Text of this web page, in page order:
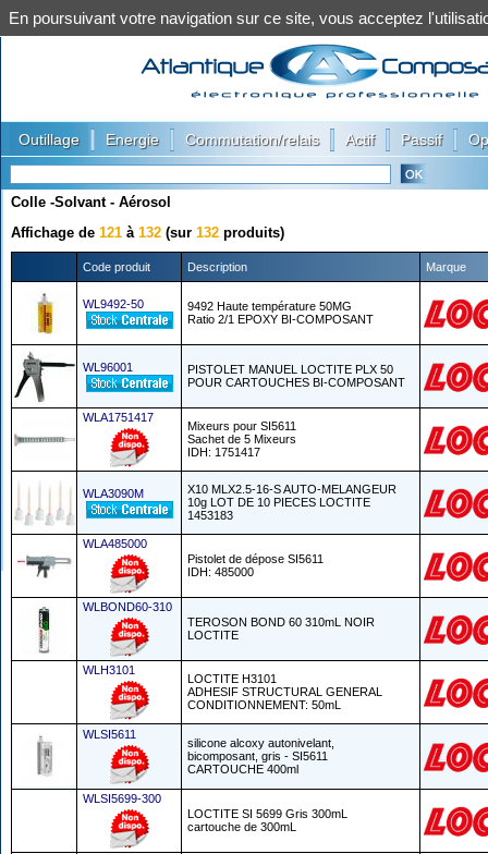
Outillage Energie Commutation/relais Actif Passif
Colle -Solvant - Aérosol
Affichage de 121 à 132 (sur 132 produits)
Code produit Description Marque
WL9492-50
9492 Haute température 50MG
Ratio 2/1 EPOXY BI-COMPOSANT
WL96001
PISTOLET MANUEL LOCTITE PLX 50
POUR CARTOUCHES BI-COMPOSANT
WLA1751417
Mixeurs pour SI5611
Sachet de 5 Mixeurs
IDH: 1751417
WLA3090M
X10 MLX2.5-16-S AUTO-MELANGEUR
10g LOT DE 10 PIECES LOCTITE
1453183
WLA485000
Pistolet de dépose SI5611
IDH: 485000
WLBOND60-310
TEROSON BOND 60 310mL NOIR
LOCTITE
WLH3101
LOCTITE H3101
ADHESIF STRUCTURAL GENERAL
CONDITIONNEMENT: 50mL
WLSI5611
silicone alcoxy autonivelant,
bicomposant, gris - SI5611
CARTOUCHE 400ml
WLSI5699-300
LOCTITE SI 5699 Gris 300mL
cartouche de 300mL
En poursuivant votre navigation sur ce site, vous acceptez